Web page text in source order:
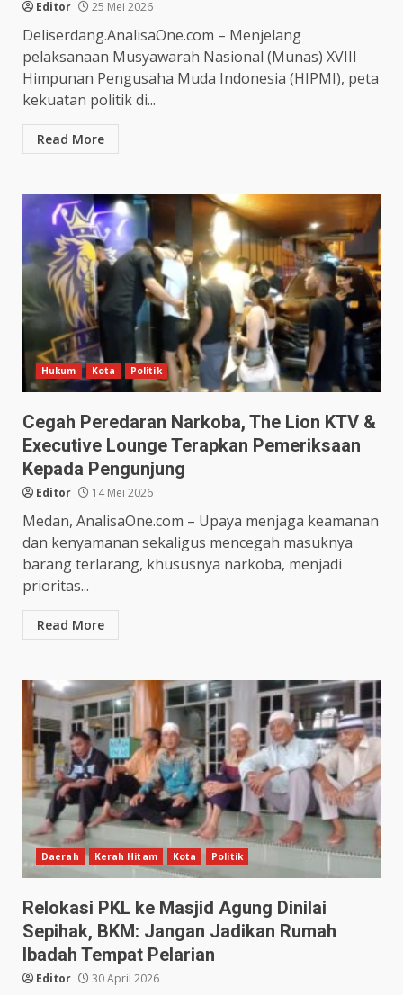
Editor 25 Mei 2026
Deliserdang.AnalisaOne.com – Menjelang
pelaksanaan Musyawarah Nasional (Munas) XVIII
Himpunan Pengusaha Muda Indonesia (HIPMI), peta
kekuatan politik di...
Read More
Hukum Kota Politik
Cegah Peredaran Narkoba, The Lion KTV &
Executive Lounge Terapkan Pemeriksaan
Kepada Pengunjung
Editor 14 Mei 2026
Medan, AnalisaOne.com – Upaya menjaga keamanan
dan kenyamanan sekaligus mencegah masuknya
barang terlarang, khususnya narkoba, menjadi
prioritas...
Read More
Daerah Kerah Hitam Kota Politik
Relokasi PKL ke Masjid Agung Dinilai
Sepihak, BKM: Jangan Jadikan Rumah
Ibadah Tempat Pelarian
Editor 30 April 2026